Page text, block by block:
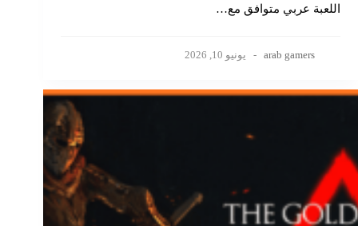
اللعبة عربي متوافق مع…
arab gamers يونيو 10, 2026